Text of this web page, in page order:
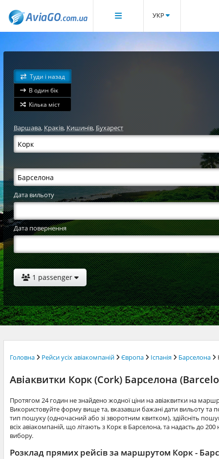
УКР
Туди і назад
В один бік
Кілька міст
Варшава, Краків, Кишинів, Бухарест
Дата вильоту
Дата повернення
1 passenger
Головна Рейси усіх авіакомпаній Європа Іспанія Барселона
Авіаквитки Корк (Cork) Барселона
Протягом 24 годин не знайдено жодної ціни на авіаквитки на
Використовуйте форму вище та, вказавши бажані дати вильоту та
тип пошуку (одночасний або зі зворотним квитком), здійсніть
всіх авіакомпаній, що літають з Корк в Барселона, та надасть до
вибору.
Розклад прямих рейсів за маршрутом Корк -